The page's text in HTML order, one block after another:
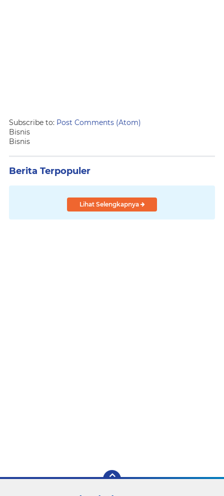
Subscribe to: Post Comments (Atom)
Bisnis
Bisnis
Berita Terpopuler
Lihat Selengkapnya